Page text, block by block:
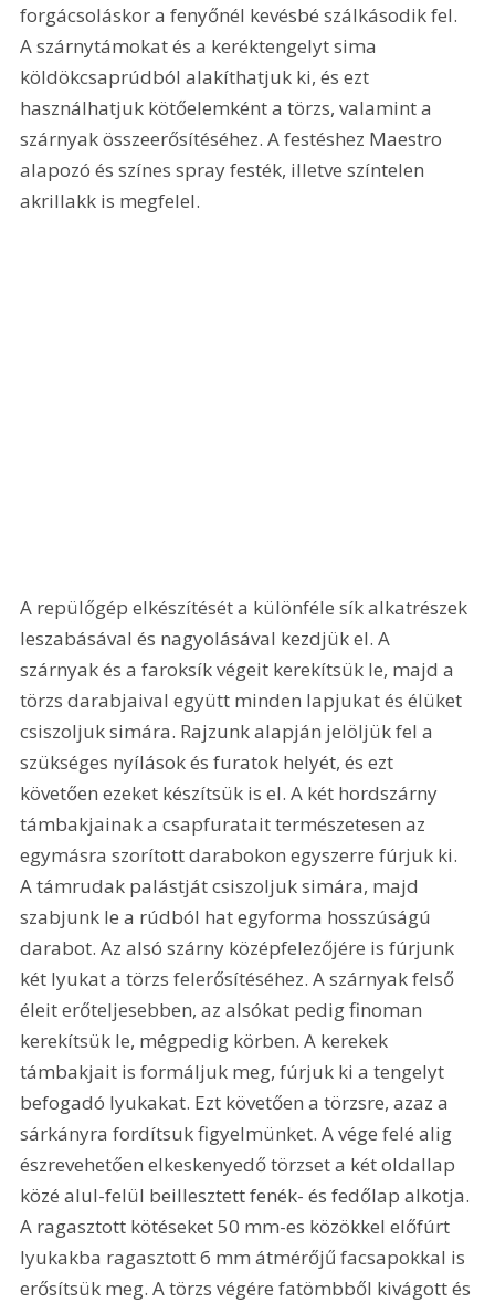
forgácsoláskor a fenyőnél kevésbé szálkásodik fel.
A szárnytámokat és a keréktengelyt sima
köldökcsaprúdból alakíthatjuk ki, és ezt
használhatjuk kötőelemként a törzs, valamint a
szárnyak összeerősítéséhez. A festéshez Maestro
alapozó és színes spray festék, illetve színtelen
akrillakk is megfelel.
A repülőgép elkészítését a különféle sík alkatrészek
leszabásával és nagyolásával kezdjük el. A
szárnyak és a faroksík végeit kerekítsük le, majd a
törzs darabjaival együtt minden lapjukat és élüket
csiszoljuk simára. Rajzunk alapján jelöljük fel a
szükséges nyílások és furatok helyét, és ezt
követően ezeket készítsük is el. A két hordszárny
támbakjainak a csapfuratait természetesen az
egymásra szorított darabokon egyszerre fúrjuk ki.
A támrudak palástját csiszoljuk simára, majd
szabjunk le a rúdból hat egyforma hosszúságú
darabot. Az alsó szárny középfelezőjére is fúrjunk
két lyukat a törzs felerősítéséhez. A szárnyak felső
éleit erőteljesebben, az alsókat pedig finoman
kerekítsük le, mégpedig körben. A kerekek
támbakjait is formáljuk meg, fúrjuk ki a tengelyt
befogadó lyukakat. Ezt követően a törzsre, azaz a
sárkányra fordítsuk figyelmünket. A vége felé alig
észrevehetően elkeskenyedő törzset a két oldallap
közé alul-felül beillesztett fenék- és fedőlap alkotja.
A ragasztott kötéseket 50 mm-es közökkel előfúrt
lyukakba ragasztott 6 mm átmérőjű facsapokkal is
erősítsük meg. A törzs végére fatömbből kivágott és